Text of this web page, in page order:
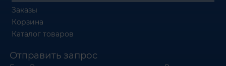
Заказы
Корзина
Каталог товаров
Отправить запрос